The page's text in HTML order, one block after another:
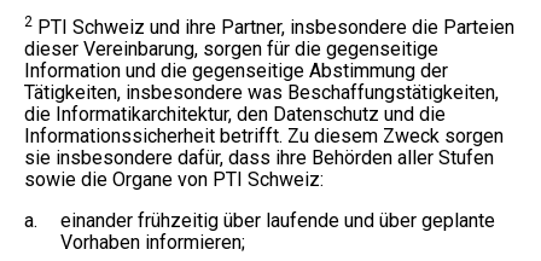
2 PTI Schweiz und ihre Partner, insbesondere die Parteien
dieser Vereinbarung, sorgen für die gegenseitige
Information und die gegenseitige Abstimmung der
Tätigkeiten, insbesondere was Beschaffungstätigkeiten,
die Informatikarchitektur, den Datenschutz und die
Informationssicherheit betrifft. Zu diesem Zweck sorgen
sie insbesondere dafür, dass ihre Behörden aller Stufen
sowie die Organe von PTI Schweiz:
a.
einander frühzeitig über laufende und über geplante
Vorhaben informieren;